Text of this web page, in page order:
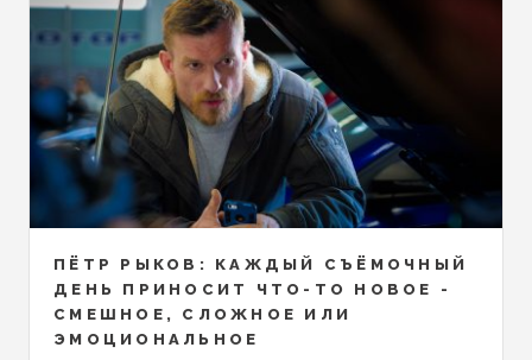
ПЁТР РЫКОВ: КАЖДЫЙ СЪЁМОЧНЫЙ
ДЕНЬ ПРИНОСИТ ЧТО-ТО НОВОЕ -
СМЕШНОЕ, СЛОЖНОЕ ИЛИ
ЭМОЦИОНАЛЬНОЕ